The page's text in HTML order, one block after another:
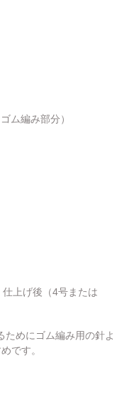
ム編み部分）
上げ後（4号または
ためにゴム編み用の針よ
です。